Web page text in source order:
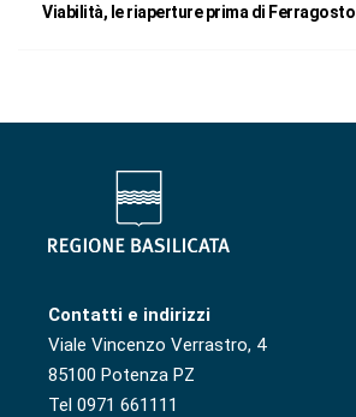
Viabilità, le riaperture prima di Ferragosto
Contatti e indirizzi
Viale Vincenzo Verrastro, 4
85100 Potenza PZ
Tel 0971 661111